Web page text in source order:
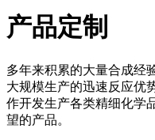
产品定制
多年来积累的大量合成经
大规模生产的迅速反应优
作开发生产各类精细化学
望的产品。